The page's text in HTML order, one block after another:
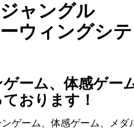
ャングル
ウィングシ
ーム、体感ゲー
おります！
ゲーム、体感ゲーム、メダ